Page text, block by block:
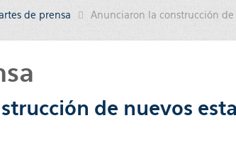
de prensa Anunciaron la construcción
de nuevos